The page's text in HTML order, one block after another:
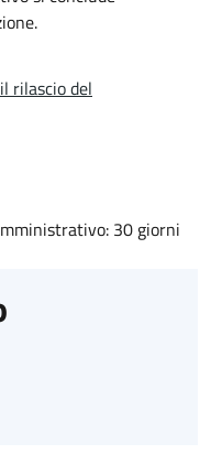
rilascio del
30 giorni